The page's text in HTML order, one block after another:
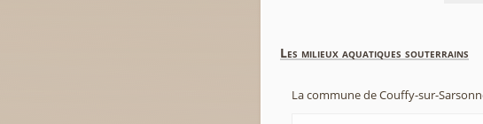
Les milieux aquatiques souterrains
La commune de Couffy-sur-